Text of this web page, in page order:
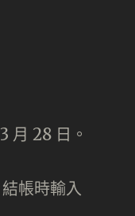
月 28 日。
帳時輸入